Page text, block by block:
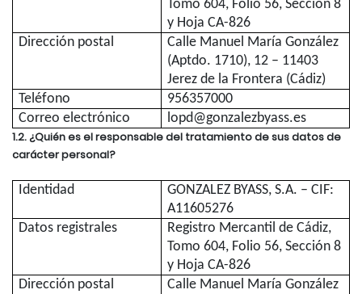
Tomo 604, Folio 56, Sección 8
y Hoja CA-826
Dirección postal
Calle Manuel María González
(Aptdo. 1710), 12 – 11403
Jerez de la Frontera (Cádiz)
Teléfono
956357000
Correo electrónico
lopd@gonzalezbyass.es
1.2. ¿Quién es el responsable del tratamiento de sus datos de
carácter personal?
Identidad
GONZALEZ BYASS, S.A. – CIF:
A11605276
Datos registrales
Registro Mercantil de Cádiz,
Tomo 604, Folio 56, Sección 8
y Hoja CA-826
Dirección postal
Calle Manuel María González